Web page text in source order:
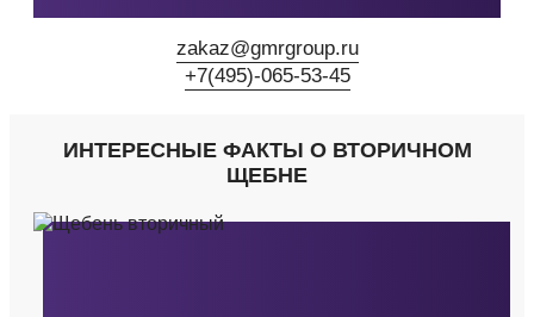
zakaz@gmrgroup.ru
+7(495)-065-53-45
ИНТЕРЕСНЫЕ ФАКТЫ О ВТОРИЧНОМ
ЩЕБНЕ